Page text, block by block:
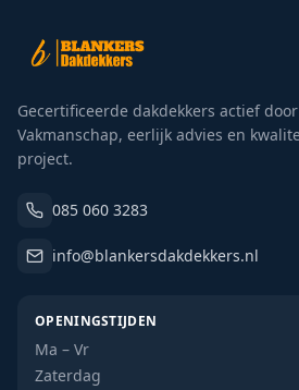
Gecertificeerde dakdekkers actief
Vakmanschap, eerlijk advies en
project.
085 060 3283
info@blankersdakdekkers.nl
OPENINGSTIJDEN
Ma – Vr
Zaterdag